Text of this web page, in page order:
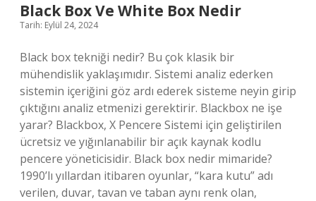
Black Box Ve White Box Nedir
Tarih: Eylül 24, 2024
Black box tekniği nedir? Bu çok klasik bir
mühendislik yaklaşımıdır. Sistemi analiz ederken
sistemin içeriğini göz ardı ederek sisteme neyin girip
çıktığını analiz etmenizi gerektirir. Blackbox ne işe
yarar? Blackbox, X Pencere Sistemi için geliştirilen
ücretsiz ve yığınlanabilir bir açık kaynak kodlu
pencere yöneticisidir. Black box nedir mimaride?
1990’lı yıllardan itibaren oyunlar, “kara kutu” adı
verilen, duvar, tavan ve taban aynı renk olan,